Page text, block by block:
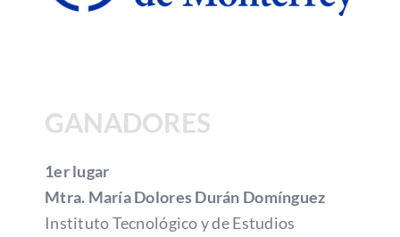
GANADORES
1er lugar
Mtra. María Dolores Durán Domínguez
Instituto Tecnológico y de Estudios